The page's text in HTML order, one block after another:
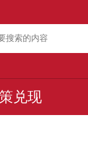
兑现